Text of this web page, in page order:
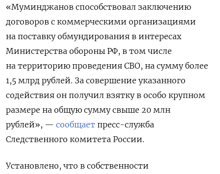
«Муминджанов способствовал заключению
договоров с коммерческими организациями
на поставку обмундирования в интересах
Министерства обороны РФ, в том числе
на территорию проведения СВО, на сумму более
1,5 млрд рублей. За совершение указанного
содействия он получил взятку в особо крупном
размере на общую сумму свыше 20 млн
рублей», — сообщает пресс-служба
Следственного комитета России.
Установлено, что в собственности